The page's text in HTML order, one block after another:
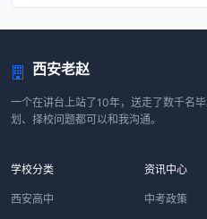
西安老赵
一个在讲台上站了10年，送走了数千名
划、择校问题都可以和我沟通。
学校分类
西安高中
资讯中心
中考政策